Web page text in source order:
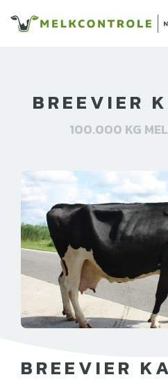
BREEVIER
100.000 KG
BREEVIER